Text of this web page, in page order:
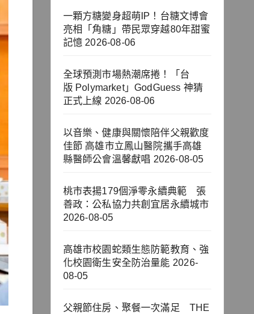
一顆方糖變身超萌IP！台糖文博會
亮相「角糖」帶民眾穿越80年甜蜜
記憶 2026-08-06
全球預測市場熱潮席捲！「台
版 Polymarket」GodGuess 神猜
正式上線 2026-08-06
以音樂、健康與關懷陪伴父親歡度
佳節 高雄市立鳳山醫院攜手高雄
縣醫師公會溫馨獻唱 2026-08-05
桃市表揚179個淨零永續典範 張
善政：公私協力共創宜居永續城市
2026-08-05
高雄市校園蛇類生態防範教育、強
化校園衛生安全防治量能 2026-
08-05
父親節住房、聚餐一次滿足 THE